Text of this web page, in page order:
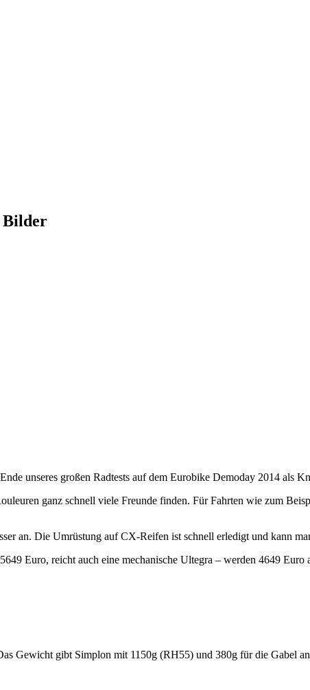
Bilder
unseres großen Radtests auf dem Eurobike Demoday 2014 als
ganz schnell viele Freunde finden. Für Fahrten wie zum
an. Die Umrüstung auf CX-Reifen ist schnell erledigt und kann
Euro, reicht auch eine mechanische Ultegra – werden 4649 Euro
Gewicht gibt Simplon mit 1150g (RH55) und 380g für die Gabel